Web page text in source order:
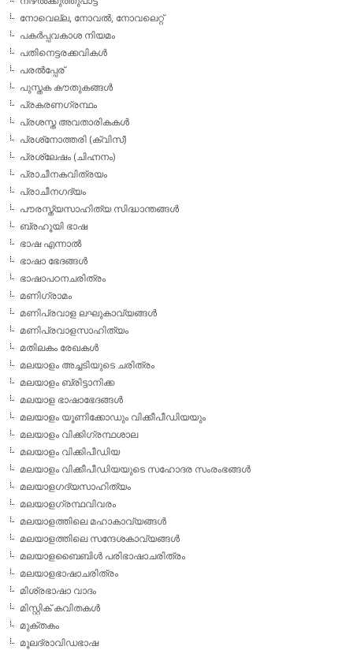
നോവെല്ല, നോവല്‍, നോവലെറ്റ്
പകര്‍പ്പവകാശ നിയമം
പതിനെട്ടരക്കവികള്‍
പരല്‍പ്പേര്
പുസ്തക കൗതുകങ്ങള്‍
പ്രകരണഗ്രന്ഥം
പ്രശസ്ത അവതാരികകള്‍
പ്രശ്‌നോത്തരി (ക്വിസ്)
പ്രശ്ലേഷം (ചിഹ്നനം)
പ്രാചീനകവിത്രയം
പ്രാചീനഗദ്യം
പൗരസ്ത്യസാഹിത്യ സിദ്ധാന്തങ്ങള്‍
ബ്രഹൂയി ഭാഷ
ഭാഷ എന്നാല്‍
ഭാഷാ ഭേദങ്ങള്‍
ഭാഷാപഠനചരിത്രം
മണിഗ്രാമം
മണിപ്രവാള ലഘുകാവ്യങ്ങള്‍
മണിപ്രവാളസാഹിത്യം
മതിലകം രേഖകള്‍
മലയാളം അച്ചടിയുടെ ചരിത്രം
മലയാളം ബ്രിട്ടാനിക്ക
മലയാള ഭാഷാഭേദങ്ങള്‍
മലയാളം യൂണിക്കോഡും വിക്കീപീഡിയയും
മലയാളം വിക്കിഗ്രന്ഥശാല
മലയാളം വിക്കിപീഡിയ
മലയാളം വിക്കീപീഡിയയുടെ സഹോദര സംരംഭങ്ങള്‍
മലയാളഗദ്യസാഹിത്യം
മലയാളഗ്രന്ഥവിവരം
മലയാളത്തിലെ മഹാകാവ്യങ്ങള്‍
മലയാളത്തിലെ സന്ദേശകാവ്യങ്ങള്‍
മലയാളബൈബിള്‍ പരിഭാഷാചരിത്രം
മലയാളഭാഷാചരിത്രം
മിശ്രഭാഷാ വാദം
മിസ്റ്റിക് കവിതകള്‍
മുക്തകം
മൂലദ്രാവിഡഭാഷ